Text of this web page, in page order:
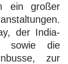
ein großer
der India-
sowie die
zur